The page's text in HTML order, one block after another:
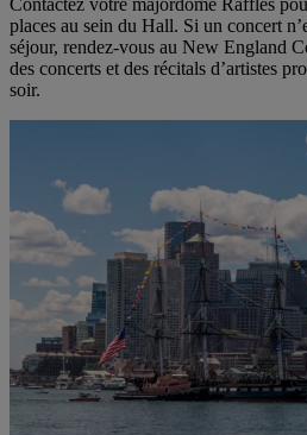
places au sein du Hall. Si un concert
séjour, rendez-vous au New England
des concerts et des récitals d’artistes
soir.